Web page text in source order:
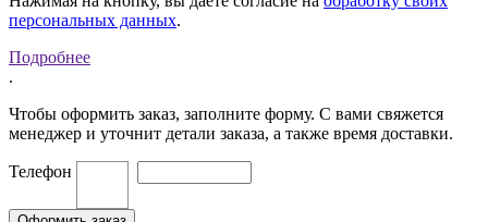
персональных данных.
Подробнее
.
Чтобы оформить заказ, заполните форму. С вами свяжется
менеджер и уточнит детали заказа, а также время доставки.
Телефон